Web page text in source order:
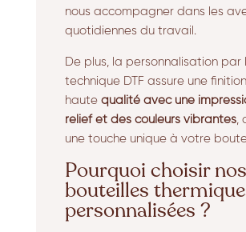
nous accompagner dans les
quotidiennes du travail.
De plus, la personnalisation par
technique DTF assure une
haute qualité avec une
relief et des couleurs vibrantes,
une touche unique à votre
Pourquoi choisir nos
bouteilles
personnalisées ?